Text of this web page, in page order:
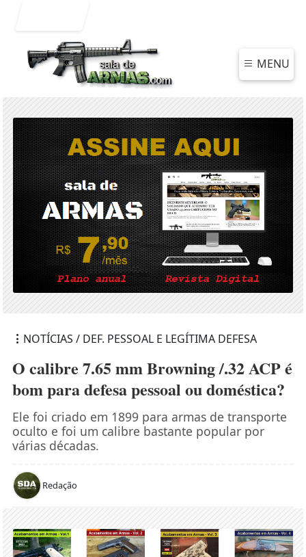
MENU
NOTÍCIAS / DEF. PESSOAL E LEGÍTIMA DEFESA
O calibre 7.65 mm Browning /.32 ACP é
bom para defesa pessoal ou doméstica?
Ele foi criado em 1899 para armas de transporte
oculto e foi um calibre bastante popular por
várias décadas.
Redação